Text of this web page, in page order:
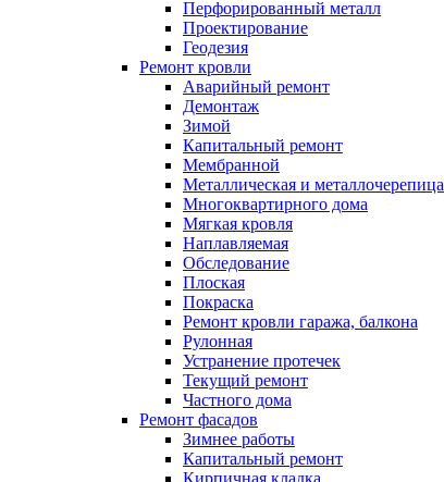
Перфорированный металл
Проектирование
Геодезия
Ремонт кровли
Аварийный ремонт
Демонтаж
Зимой
Капитальный ремонт
Мембранной
Металлическая и металлочерепица
Многоквартирного дома
Мягкая кровля
Наплавляемая
Обследование
Плоская
Покраска
Ремонт кровли гаража, балкона
Рулонная
Устранение протечек
Текущий ремонт
Частного дома
Ремонт фасадов
Зимнее работы
Капитальный ремонт
Кирпичная кладка